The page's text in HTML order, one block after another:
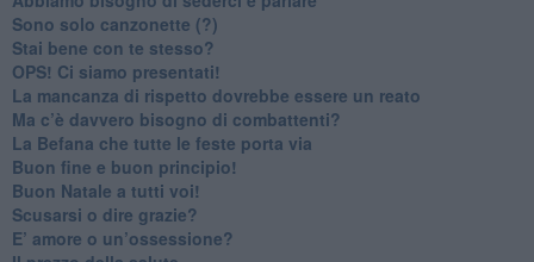
Sono solo canzonette (?)
​Stai bene con te stesso?
​OPS! Ci siamo presentati!
​La mancanza di rispetto dovrebbe essere un reato
​Ma c’è davvero bisogno di combattenti?
​La Befana che tutte le feste porta via
Buon fine e buon principio!
​Buon Natale a tutti voi!
​Scusarsi o dire grazie?
​E’ amore o un’ossessione?